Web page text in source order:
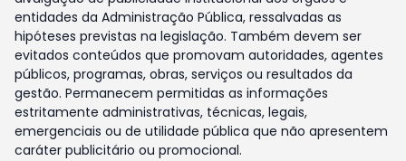
entidades da Administração Pública, ressalvadas as
hipóteses previstas na legislação. Também devem ser
evitados conteúdos que promovam autoridades, agentes
públicos, programas, obras, serviços ou resultados da
gestão. Permanecem permitidas as informações
estritamente administrativas, técnicas, legais,
emergenciais ou de utilidade pública que não apresentem
caráter publicitário ou promocional.